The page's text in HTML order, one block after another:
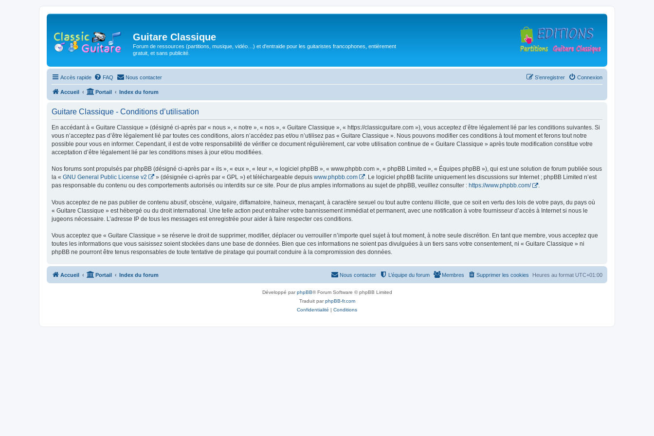
Guitare Classique
Forum de ressources (partitions, musique, vidéo…) et d'entraide pour les guitaristes francophones, entièrement
gratuit, et sans publicité.
Accès rapide FAQ Nous contacter Connexion
S’enregistrer
Accueil Portail Index du forum
Guitare Classique - Conditions d’utilisation
En accédant à « Guitare Classique » (désigné ci-après par « nous », « notre », « nos », « Guitare Classique », « https://classicguitare.com »), vous acceptez d’être légalement lié par les conditions suivantes. Si
vous n’acceptez pas d’être légalement lié par toutes ces conditions, alors n’accédez pas et/ou n’utilisez pas « Guitare Classique ». Nous pouvons modifier ces conditions à tout moment et ferons tout notre
possible pour vous en informer. Cependant, il est de votre responsabilité de vérifier ce document régulièrement, car votre utilisation continue de « Guitare Classique » après toute modification constitue votre
acceptation d’être légalement lié par les conditions mises à jour et/ou modifiées.
Nos forums sont propulsés par phpBB (désigné ci-après par « ils », « eux », « leur », « logiciel phpBB », « www.phpbb.com », « phpBB Limited », « Équipes phpBB »), qui est une solution de forum publiée sous
la « GNU General Public License v2 » (désignée ci-après par « GPL ») et téléchargeable depuis www.phpbb.com
. Le logiciel phpBB facilite uniquement les discussions sur Internet ; phpBB Limited n’est
pas responsable du contenu ou des comportements autorisés ou interdits sur ce site. Pour de plus amples informations au sujet de phpBB, veuillez consulter : https://www.phpbb.com/ .
Vous acceptez de ne pas publier de contenu abusif, obscène, vulgaire, diffamatoire, haineux, menaçant, à caractère sexuel ou tout autre contenu illicite, que ce soit en vertu des lois de votre pays, du pays où
« Guitare Classique » est hébergé ou du droit international. Une telle action peut entraîner votre bannissement immédiat et permanent, avec une notification à votre fournisseur d’accès à Internet si nous le
jugeons nécessaire. L’adresse IP de tous les messages est enregistrée pour aider à faire respecter ces conditions.
Vous acceptez que « Guitare Classique » se réserve le droit de supprimer, modifier, déplacer ou verrouiller n’importe quel sujet à tout moment, à notre seule discrétion. En tant que membre, vous acceptez que
toutes les informations que vous saisissez soient stockées dans une base de données. Bien que ces informations ne soient pas divulguées à un tiers sans votre consentement, ni « Guitare Classique » ni
phpBB ne pourront être tenus responsables de toute tentative de piratage qui pourrait conduire à la compromission des données.
Accueil Portail Index du forum Heures au format UTC+01:00
Supprimer les cookies
Membres
L’équipe du forum
Nous contacter
Développé parphpBB® Forum Software © phpBB Limited
Traduit parphpBB-fr.com
Confidentialité | Conditions